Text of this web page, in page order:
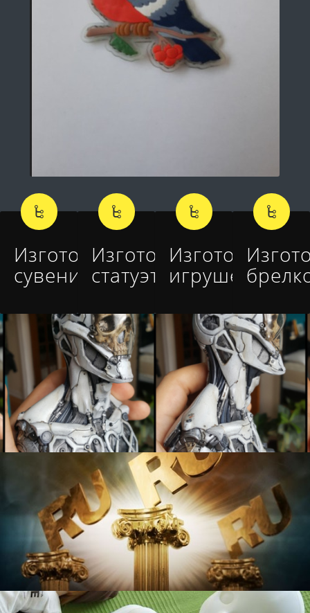
Изготовление
сувениров
Изготовление
статуэток
Изготовление
игрушек